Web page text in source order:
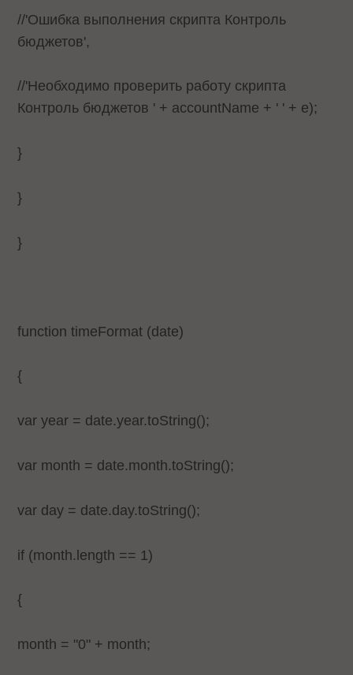
//'Ошибка выполнения скрипта Контроль
бюджетов',
//'Необходимо проверить работу скрипта
Контроль бюджетов ' + accountName + ' ' + e);
}
}
}
function timeFormat (date)
{
var year = date.year.toString();
var month = date.month.toString();
var day = date.day.toString();
if (month.length == 1)
{
month = "0" + month;